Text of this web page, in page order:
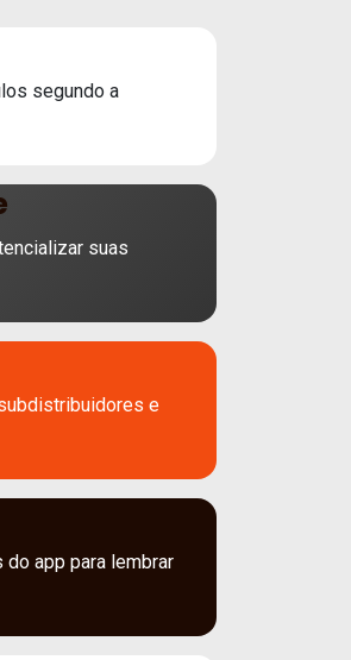
segundo a
suas
e
app para lembrar